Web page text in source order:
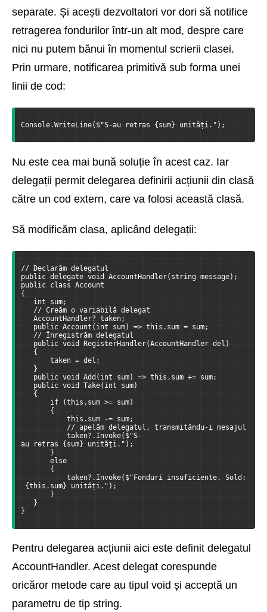
separate. Și acești dezvoltatori vor dori să notifice
retragerea fondurilor într-un alt mod, despre care
nici nu putem bănui în momentul scrierii clasei.
Prin urmare, notificarea primitivă sub forma unei
linii de cod:
Console.WriteLine($"S-au retras {sum} unități.");
Nu este cea mai bună soluție în acest caz. Iar
delegații permit delegarea definirii acțiunii din clasă
către un cod extern, care va folosi această clasă.
Să modificăm clasa, aplicând delegații:
// Declarăm delegatul
public delegate void AccountHandler(string message);
public class Account
{
int sum;
// Creăm o variabilă delegat
AccountHandler? taken;
public Account(int sum) => this.sum = sum;
// Înregistrăm delegatul
public void RegisterHandler(AccountHandler del)
{
taken = del;
}
public void Add(int sum) => this.sum += sum;
public void Take(int sum)
{
if (this.sum >= sum)
{
this.sum -= sum;
// apelăm delegatul, transmitându-i mesajul
taken?.Invoke($"S-
au retras {sum} unități.");
}
else
{
taken?.Invoke($"Fonduri insuficiente. Sold:
{this.sum} unități.");
}
}
}
Pentru delegarea acțiunii aici este definit delegatul
AccountHandler. Acest delegat corespunde
oricăror metode care au tipul void și acceptă un
parametru de tip string.